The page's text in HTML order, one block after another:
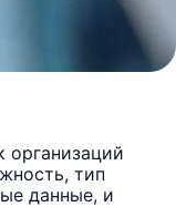
тип
данные, и